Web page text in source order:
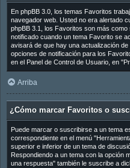
En phpBB 3.0, los temas Favoritos
navegador web. Usted no era alertado
phpBB 3.1, los Favoritos son más
notificado cuando un tema Favorito se
avisará de que hay una actualización
opciones de notificación para los
en el Panel de Control de Usuario, en
Arriba
¿Cómo marcar Favoritos o
Puede marcar o suscribirse a un tema
correspondiente en el menú
superior e inferior de un tema de
Respondiendo a un tema con la opción
una respuesta" también le suscribe a